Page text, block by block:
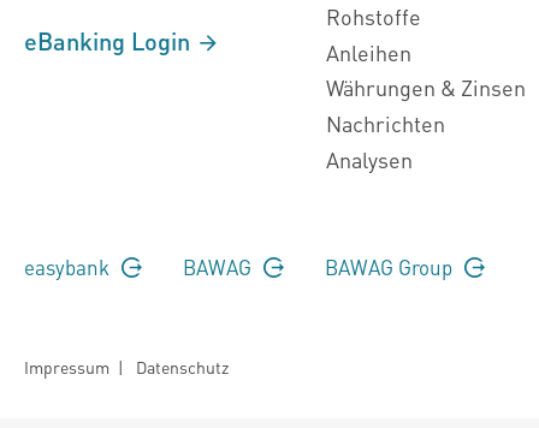
eBanking Login
Rohstoffe
Anleihen
Währungen & Zinsen
Nachrichten
Analysen
easybank BAWAG BAWAG Group
Impressum | Datenschutz